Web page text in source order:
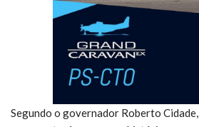
Segundo o governador Roberto